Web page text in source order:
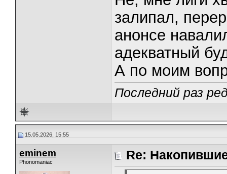
залипал,
анонсе
адекватный
А по моим
Последний раз
15.05.2026, 15:55
eminem
Phonomaniac Re: